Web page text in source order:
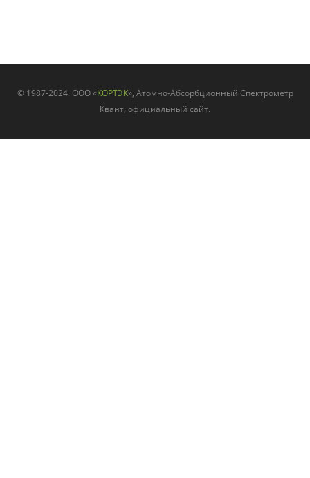
© 1987-2024. ООО «КОРТЭК», Атомно-Абсорбционный Спектрометр
Квант, официальный сайт.